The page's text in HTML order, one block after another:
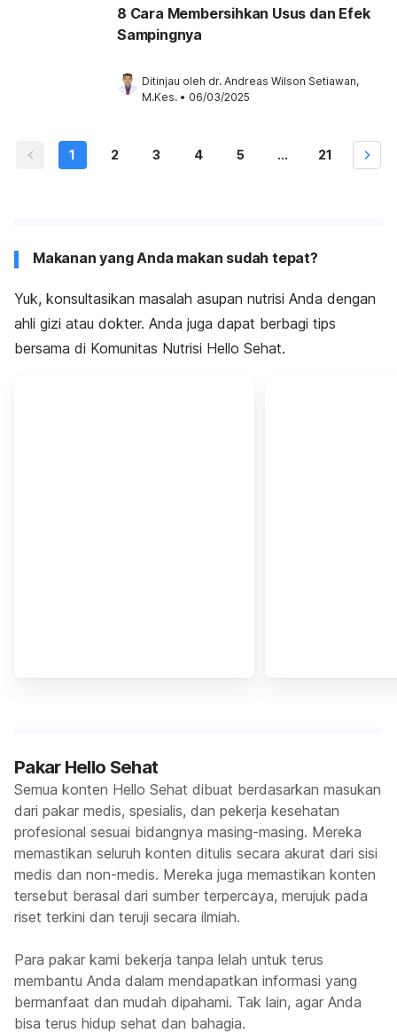
8 Cara Membersihkan Usus dan Efek
Sampingnya
Ditinjau oleh dr. Andreas Wilson Setiawan,
M.Kes. • 06/03/2025
1 2 3 4 5 ... 21
Makanan yang Anda makan sudah tepat?
Yuk, konsultasikan masalah asupan nutrisi Anda dengan
ahli gizi atau dokter. Anda juga dapat berbagi tips
bersama di Komunitas Nutrisi Hello Sehat.
Pakar Hello Sehat
Semua konten Hello Sehat dibuat berdasarkan masukan
dari pakar medis, spesialis, dan pekerja kesehatan
profesional sesuai bidangnya masing-masing. Mereka
memastikan seluruh konten ditulis secara akurat dari sisi
medis dan non-medis. Mereka juga memastikan konten
tersebut berasal dari sumber terpercaya, merujuk pada
riset terkini dan teruji secara ilmiah.
Para pakar kami bekerja tanpa lelah untuk terus
membantu Anda dalam mendapatkan informasi yang
bermanfaat dan mudah dipahami. Tak lain, agar Anda
bisa terus hidup sehat dan bahagia.